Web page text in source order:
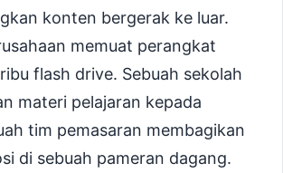
konten bergerak ke luar.
memuat perangkat
flash drive. Sebuah sekolah
materi pelajaran kepada
tim pemasaran membagikan
di sebuah pameran dagang.